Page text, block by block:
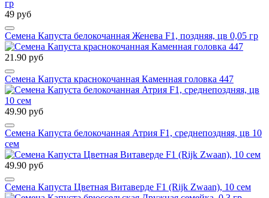
49 руб
Семена Капуста белокочанная Женева F1, поздняя, цв 0,05 гр
21.90 руб
Семена Капуста краснокочанная Каменная головка 447
49.90 руб
Семена Капуста белокочанная Атрия F1, среднепоздняя, цв 10
сем
49.90 руб
Семена Капуста Цветная Витаверде F1 (Rijk Zwaan), 10 сем